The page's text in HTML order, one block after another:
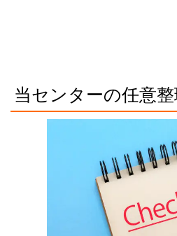
当センターの任意